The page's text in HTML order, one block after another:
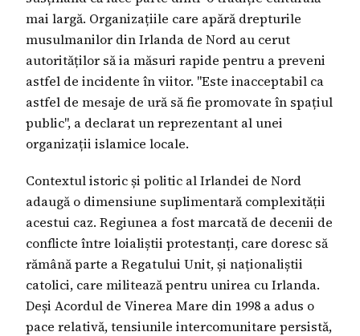
mai largă. Organizațiile care apără drepturile
musulmanilor din Irlanda de Nord au cerut
autorităților să ia măsuri rapide pentru a preveni
astfel de incidente în viitor. "Este inacceptabil ca
astfel de mesaje de ură să fie promovate în spațiul
public", a declarat un reprezentant al unei
organizații islamice locale.
Contextul istoric și politic al Irlandei de Nord
adaugă o dimensiune suplimentară complexității
acestui caz. Regiunea a fost marcată de decenii de
conflicte între loialiștii protestanți, care doresc să
rămână parte a Regatului Unit, și naționaliștii
catolici, care militează pentru unirea cu Irlanda.
Deși Acordul de Vinerea Mare din 1998 a adus o
pace relativă, tensiunile intercomunitare persistă,